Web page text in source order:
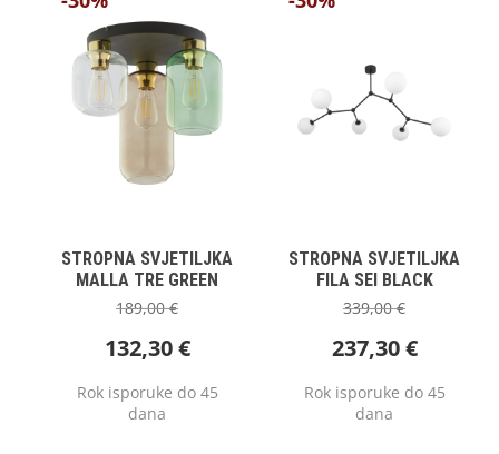
STROPNA SVJETILJKA
MALLA TRE GREEN
189,00€
132,30€
Rok isporuke do 45
dana
STROPNA SVJETILJKA
FILA SEI BLACK
339,00€
237,30€
Rok isporuke do 45
dana